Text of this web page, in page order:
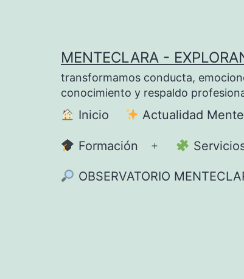
MENTECLARA -
transformamos conducta,
conocimiento y respaldo
Inicio Actualidad
Formación
Abrir
el
OBSERVATORIO